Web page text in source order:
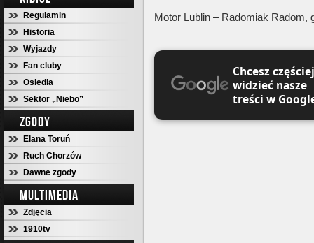
Regulamin
Historia
Wyjazdy
Fan cluby
Osiedla
Sektor „Niebo”
ZGODY
Elana Toruń
Ruch Chorzów
Dawne zgody
MULTIMEDIA
Zdjęcia
1910tv
Motor Lublin – Radomiak Radom,
Chcesz częściej
widzieć nasze
treści w